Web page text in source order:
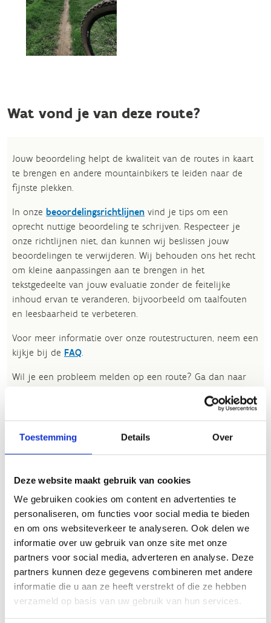
Toestemming Details Over
Deze website maakt gebruik van cookies
We gebruiken cookies om content en advertenties te
personaliseren, om functies voor social media te bieden
en om ons websiteverkeer te analyseren. Ook delen we
informatie over uw gebruik van onze site met onze
partners voor social media, adverteren en analyse. Deze
partners kunnen deze gegevens combineren met andere
informatie die u aan ze heeft verstrekt of die ze hebben
verzameld op basis van uw gebruik van hun services.
Wat vond je van deze route?
Jouw beoordeling helpt de kwaliteit van de routes in kaart
te brengen en andere mountainbikers te leiden naar de
fijnste plekken.
In onze beoordelingsrichtlijnen vind je tips om een
oprecht nuttige beoordeling te schrijven. Respecteer je
onze richtlijnen niet, dan kunnen wij beslissen jouw
beoordelingen te verwijderen. Wij behouden ons het recht
om kleine aanpassingen aan te brengen in het
tekstgedeelte van jouw evaluatie zonder de feitelijke
inhoud ervan te veranderen, bijvoorbeeld om taalfouten
en leesbaarheid te verbeteren.​
Voor meer informatie over onze routestructuren, neem een
kijkje bij de FAQ.
Wil je een probleem melden op een route? Ga dan naar
ALGEMENE BEOORDELING *
slecht
licht zwaar